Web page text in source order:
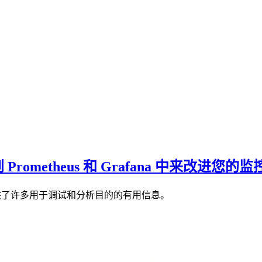
和 Grafana 中来改进您的监
许多用于调试和分析目的的有用信息。